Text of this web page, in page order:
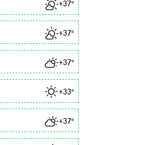
+37°
+37°
+37°
+33°
+37°